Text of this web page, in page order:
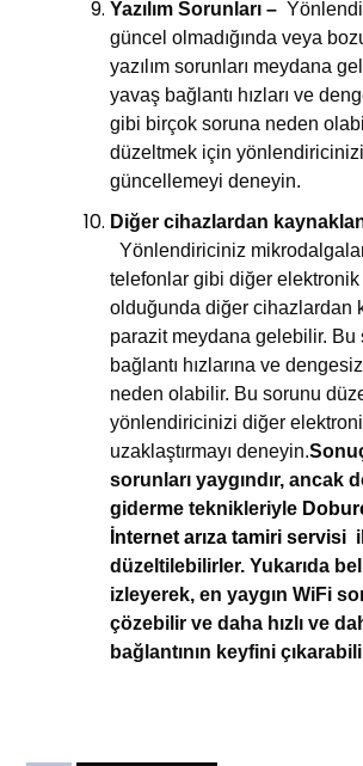
Yazılım Sorunları –
güncel olmadığında veya
yazılım sorunları meydana
yavaş bağlantı hızları ve
gibi birçok soruna neden
düzeltmek için yönlendiricinizin
güncellemeyi deneyin.
Diğer cihazlardan
Yönlendiriciniz
telefonlar gibi diğer elektronik
olduğunda diğer cihazlardan
parazit meydana gelebilir. Bu
bağlantı hızlarına ve
neden olabilir. Bu sorunu
yönlendiricinizi diğer
uzaklaştırmayı deneyin.
sorunları yaygındır, ancak
giderme teknikleriyle
İnternet arıza tamiri servisi
düzeltilebilirler. Yukarıda
izleyerek, en yaygın WiFi
çözebilir ve daha hızlı ve
bağlantının keyfini